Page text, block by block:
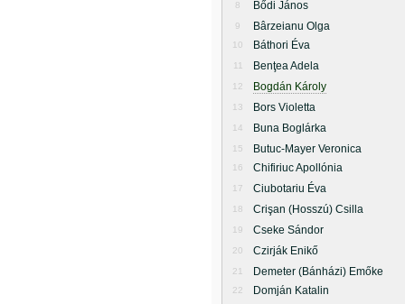
8 Bődi János
9 Bârzeianu Olga
10 Báthori Éva
11 Benţea Adela
12 Bogdán Károly
13 Bors Violetta
14 Buna Boglárka
15 Butuc-Mayer Veronica
16 Chifiriuc Apollónia
17 Ciubotariu Éva
18 Crişan (Hosszú) Csilla
19 Cseke Sándor
20 Czirják Enikő
21 Demeter (Bánházi) Emőke
22 Domján Katalin